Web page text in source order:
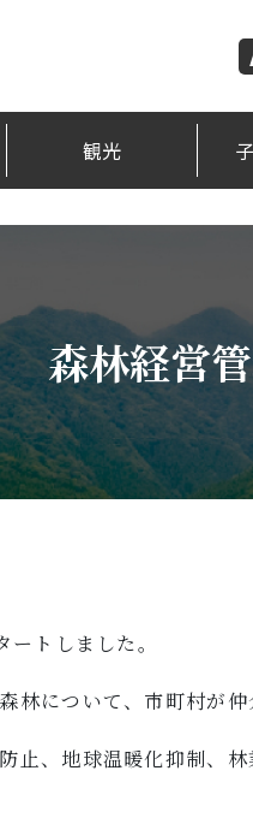
観光
森林経営
トしました。
林について、市町村が
、地球温暖化抑制、林